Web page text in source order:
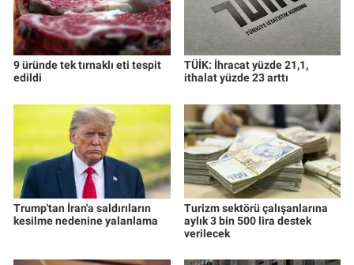
9 üründe tek tırnaklı eti tespit
edildi
TÜİK: İhracat yüzde 21,1,
ithalat yüzde 23 arttı
Trump'tan İran'a saldırıların
kesilme nedenine yalanlama
Turizm sektörü çalışanlarına
aylık 3 bin 500 lira destek
verilecek